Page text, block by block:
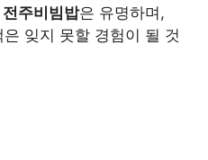
전주비빔밥은 유명하며,
은 잊지 못할 경험이 될 것